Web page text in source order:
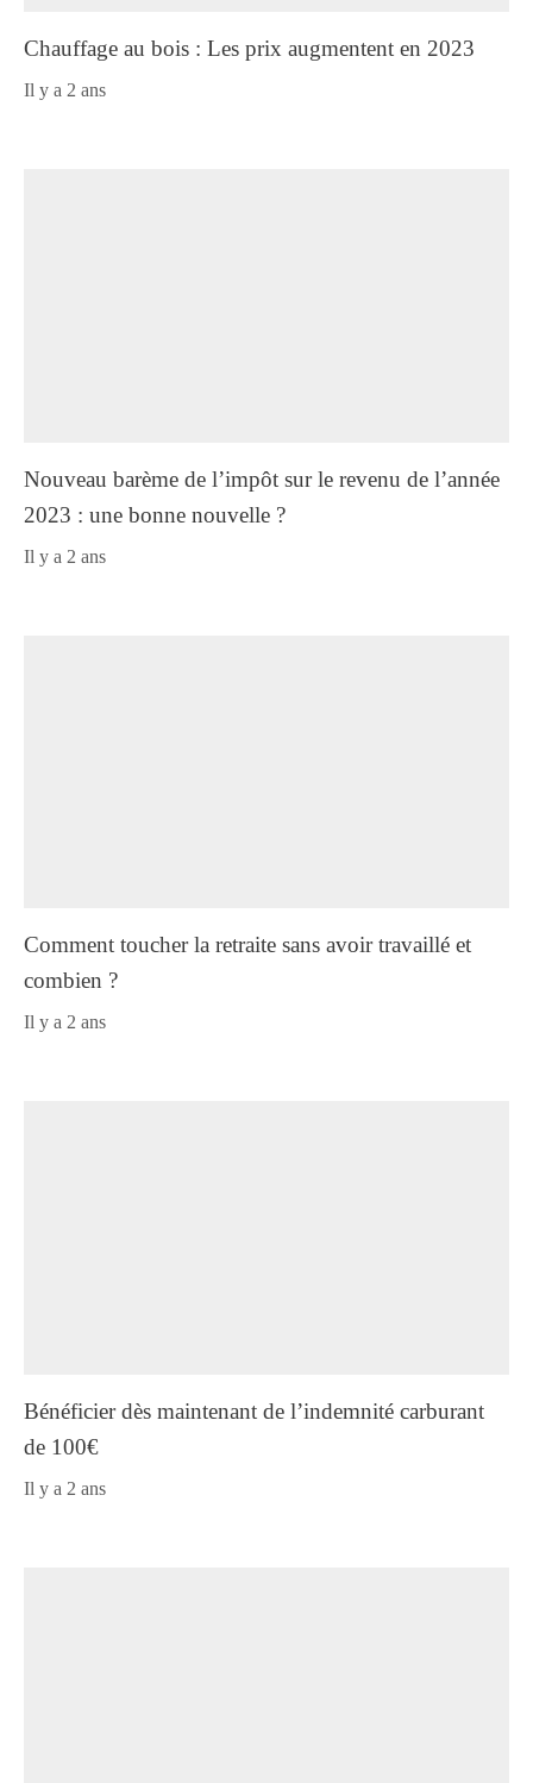
Chauffage au bois : Les prix augmentent en 2023
il y a 2 ans
Nouveau barème de l’impôt sur le revenu de l’année
2023 : une bonne nouvelle ?
il y a 2 ans
Comment toucher la retraite sans avoir travaillé et
combien ?
il y a 2 ans
Bénéficier dès maintenant de l’indemnité carburant
de 100€
il y a 2 ans